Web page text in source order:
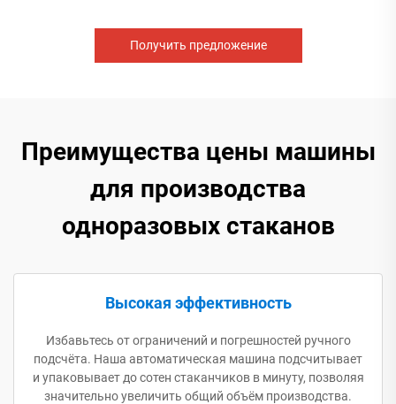
Получить предложение
Преимущества цены машины
для производства
одноразовых стаканов
Высокая эффективность
Избавьтесь от ограничений и погрешностей ручного
подсчёта. Наша автоматическая машина подсчитывает
и упаковывает до сотен стаканчиков в минуту, позволяя
значительно увеличить общий объём производства.